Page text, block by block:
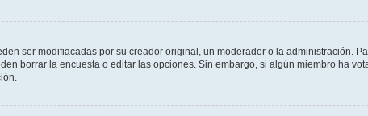
ser modifiacadas por su creador original, un moderador o la administración.
borrar la encuesta o editar las opciones. Sin embargo, si algún miembro ha